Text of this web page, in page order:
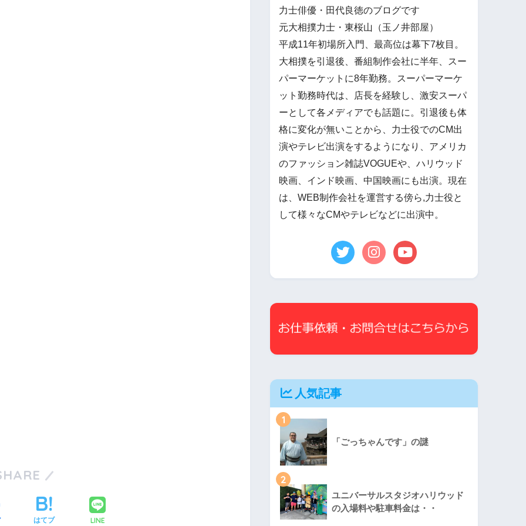
はてブ LINE
力士俳優・田代良徳のブログです
元大相撲力士・東桜山（玉ノ井部屋）
平成11年初場所入門、最高位は幕下7枚目。
大相撲を引退後、番組制作会社に半年、スー
パーマーケットに8年勤務。スーパーマーケ
ット勤務時代は、店長を経験し、激安スーパ
ーとして各メディアでも話題に。引退後も体
格に変化が無いことから、力士役でのCM出
演やテレビ出演をするようになり、アメリカ
のファッション雑誌VOGUEや、ハリウッド
映画、インド映画、中国映画にも出演。現在
は、WEB制作会社を運営する傍ら,力士役と
して様々なCMやテレビなどに出演中。
人気記事
1
「ごっちゃんです」の謎
2
ユニバーサルスタジオハリウッド
の入場料や駐車料金は・・